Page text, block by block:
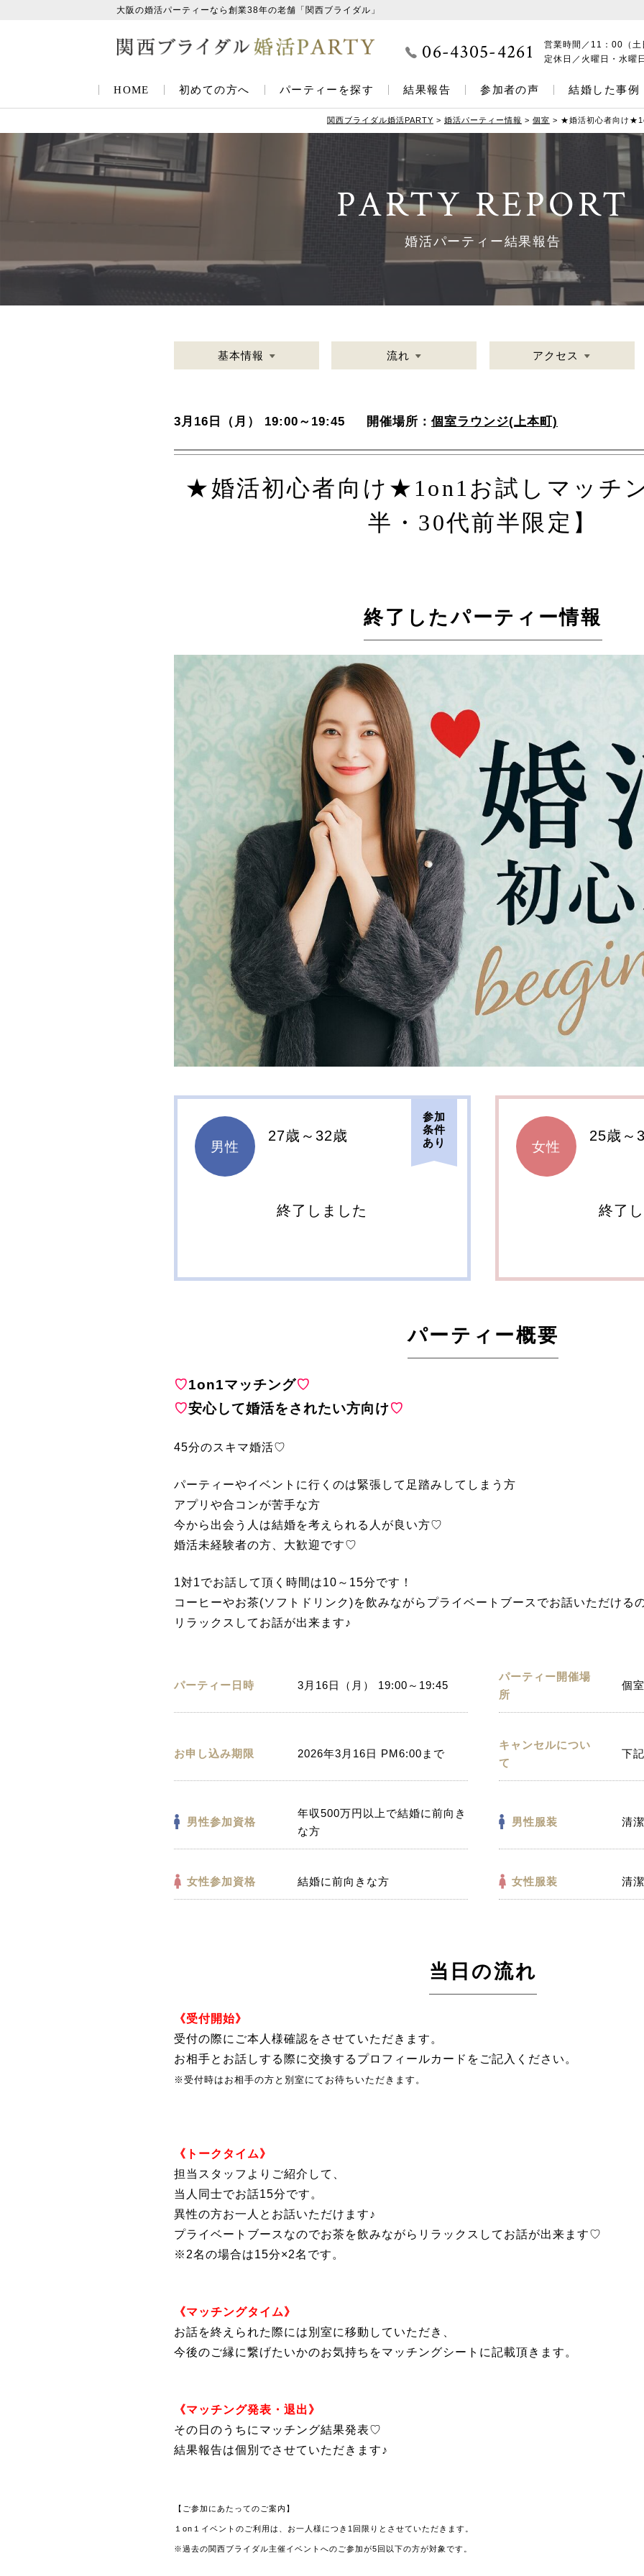
大阪の婚活パーティーなら創業38年の老舗「関西ブライダル」
06-4305-4261 営業時間／ 11：00（
定休日／ 火曜日・水曜
HOME 初めての方へ パーティーを探す 結果報告 参加者の声 結婚した事例
関西ブライダル婚活PARTY > 婚活パーティー情報 > 個室 > ★婚活初心者向け
PARTY REPORT
婚活パーティー結果報告
基本情報 流れ アクセス
3月16日（月） 19:00～19:45 開催場所： 個室ラウンジ(上本町)
★婚活初心者向け★1on1お試しマッチ
半・30代前半限定】
終了したパーティー情報
男性
27歳～32歳
参加
条件
あり
終了しました
女性
25歳～
終了
パーティー概要
♡1on1マッチング♡
♡安心して婚活をされたい方向け♡
45分のスキマ婚活♡
パーティーやイベントに行くのは緊張して足踏みしてしまう方
アプリや合コンが苦手な方
今から出会う人は結婚を考えられる人が良い方♡
婚活未経験者の方、大歓迎です♡
1対1でお話して頂く時間は10～15分です！
コーヒーやお茶(ソフトドリンク)を飲みながらプライベートブースでお話いただける
リラックスしてお話が出来ます♪
パーティー日時 3月16日（月） 19:00～19:45
パーティー開催場
所
個
お申し込み期限 2026年3月16日 PM6:00まで
キャンセルについ
て
下
男性参加資格
年収500万円以上で結婚に前向き
な方
男性服装 清
女性参加資格 結婚に前向きな方 女性服装 清
当日の流れ
《受付開始》
受付の際にご本人様確認をさせていただきます。
お相手とお話しする際に交換するプロフィールカードをご記入ください。
※受付時はお相手の方と別室にてお待ちいただきます。
《トークタイム》
担当スタッフよりご紹介して、
当人同士でお話15分です。
異性の方お一人とお話いただけます♪
プライベートブースなのでお茶を飲みながらリラックスしてお話が出来ます♡
※2名の場合は15分×2名です。
《マッチングタイム》
お話を終えられた際には別室に移動していただき、
今後のご縁に繋げたいかのお気持ちをマッチングシートに記載頂きます。
《マッチング発表・退出》
その日のうちにマッチング結果発表♡
結果報告は個別でさせていただきます♪
【ご参加にあたってのご案内】
１on１イベントのご利用は、お一人様につき1回限りとさせていただきます。
※過去の関西ブライダル主催イベントへのご参加が5回以下の方が対象です。